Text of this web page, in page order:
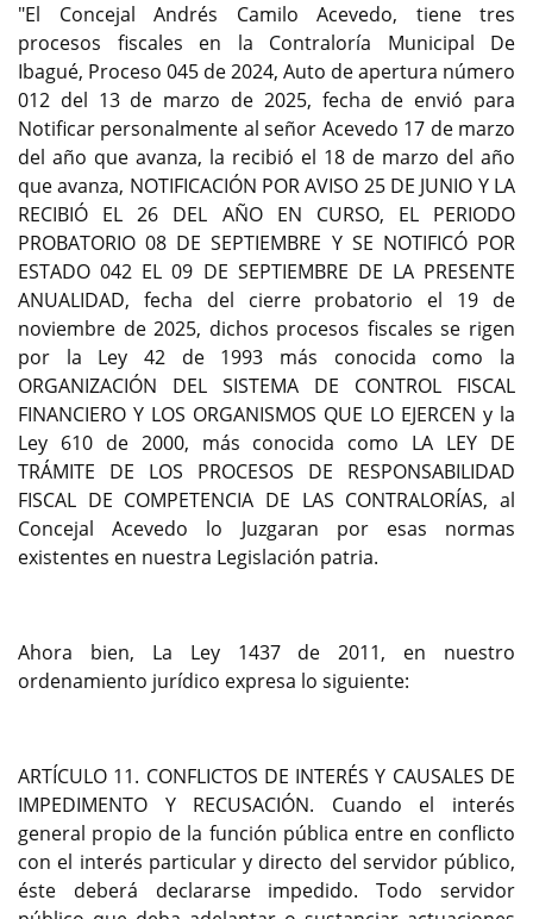
"El Concejal Andrés Camilo Acevedo, tiene tres
procesos fiscales en la Contraloría Municipal De
Ibagué, Proceso 045 de 2024, Auto de apertura número
012 del 13 de marzo de 2025, fecha de envió para
Notificar personalmente al señor Acevedo 17 de marzo
del año que avanza, la recibió el 18 de marzo del año
que avanza, NOTIFICACIÓN POR AVISO 25 DE JUNIO Y LA
RECIBIÓ EL 26 DEL AÑO EN CURSO, EL PERIODO
PROBATORIO 08 DE SEPTIEMBRE Y SE NOTIFICÓ POR
ESTADO 042 EL 09 DE SEPTIEMBRE DE LA PRESENTE
ANUALIDAD, fecha del cierre probatorio el 19 de
noviembre de 2025, dichos procesos fiscales se rigen
por la Ley 42 de 1993 más conocida como la
ORGANIZACIÓN DEL SISTEMA DE CONTROL FISCAL
FINANCIERO Y LOS ORGANISMOS QUE LO EJERCEN y la
Ley 610 de 2000, más conocida como LA LEY DE
TRÁMITE DE LOS PROCESOS DE RESPONSABILIDAD
FISCAL DE COMPETENCIA DE LAS CONTRALORÍAS, al
Concejal Acevedo lo Juzgaran por esas normas
existentes en nuestra Legislación patria.
Ahora bien, La Ley 1437 de 2011, en nuestro
ordenamiento jurídico expresa lo siguiente:
ARTÍCULO 11. CONFLICTOS DE INTERÉS Y CAUSALES DE
IMPEDIMENTO Y RECUSACIÓN. Cuando el interés
general propio de la función pública entre en conflicto
con el interés particular y directo del servidor público,
éste deberá declararse impedido. Todo servidor